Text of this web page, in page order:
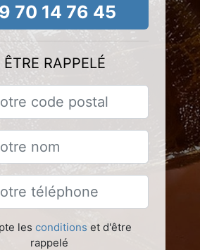
70 14 76 45
ÊTRE RAPPELÉ
les conditions et d'être
rappelé